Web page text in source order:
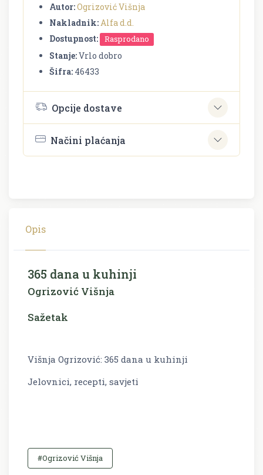
Autor:Ogrizović Višnja
Nakladnik:Alfa d.d.
Dostupnost:
Rasprodano
Stanje:Vrlo dobro
Šifra: 46433
Opcije dostave
Načini plaćanja
Opis
365 dana u kuhinji
Ogrizović Višnja
Sažetak
Višnja Ogrizović: 365 dana u kuhinji
Jelovnici, recepti, savjeti
#Ogrizović Višnja